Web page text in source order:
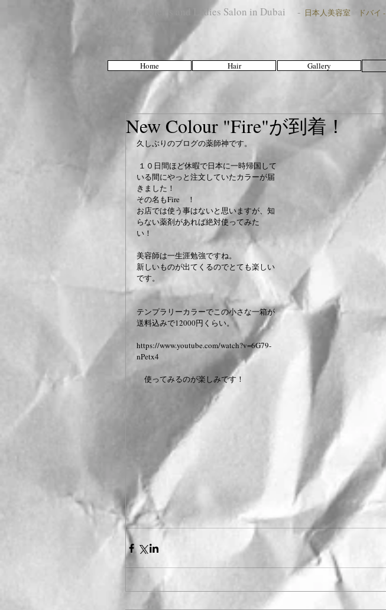
Japanese Men's and Ladies Salon in Dubai - 日本人美容室 ドバイ -
Home Hair Gallery
New Colour "Fire"が到着！
久しぶりのブログの薬師神です。
いる間にやっと注文していたカラーが届
きました！
その名もFire　！
お店では使う事はないと思いますが、知
らない薬剤があれば絶対使ってみた
い！
美容師は一生涯勉強ですね。
新しいものが出てくるのでとても楽しい
です。
テンプラリーカラーでこの小さな一箱が
送料込みで12000円くらい。
https://www.youtube.com/watch?v=6G79-
nPetx4
使ってみるのが楽しみです！